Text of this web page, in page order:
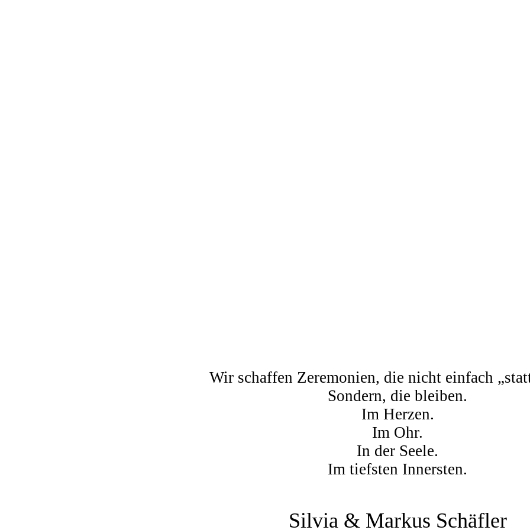
Wir schaffen Zeremonien, die nicht einfach
Sondern, die bleiben.
Im Herzen.
Im Ohr.
In der Seele.
Im tiefsten Innersten.
Silvia & Markus Schäfler